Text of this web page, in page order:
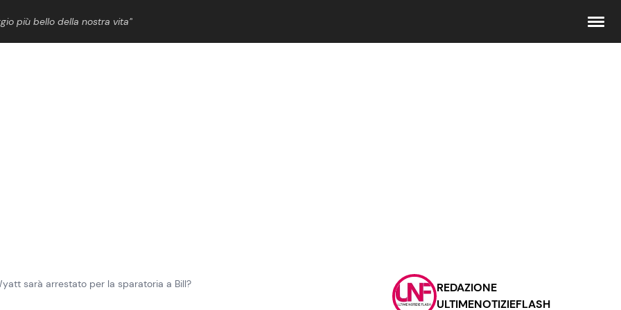
più bello della nostra vita”
Contattaci
Pubblicità
sarà arrestato per la sparatoria a Bill?
REDAZIONE
ULTIMENOTIZIEFLASH